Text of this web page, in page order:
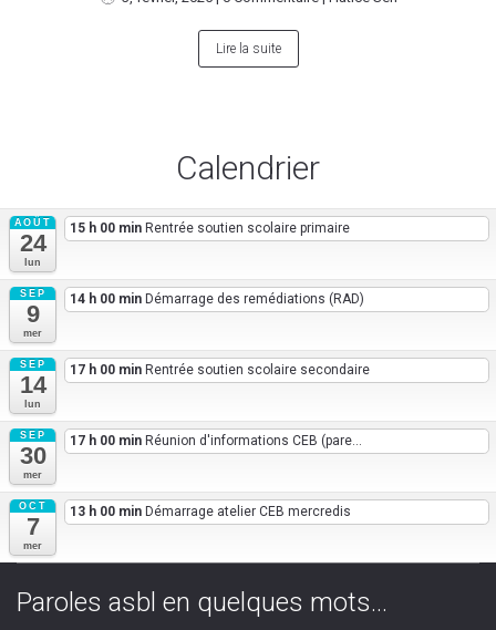
Lire la suite
Calendrier
AOÛT
24
lun
15 h 00 min Rentrée soutien scolaire primaire
SEP
9
mer
14 h 00 min Démarrage des remédiations (RAD)
SEP
14
lun
17 h 00 min Rentrée soutien scolaire secondaire
SEP
30
mer
17 h 00 min Réunion d'informations CEB (pare...
OCT
7
mer
13 h 00 min Démarrage atelier CEB mercredis
Paroles asbl en quelques mots...